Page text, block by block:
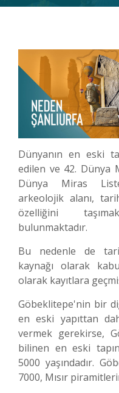
Dünyanın en eski
edilen ve 42. Dünya
Dünya Miras
arkeolojik alanı,
özelliğini
bulunmaktadır.
Bu nedenle de
kaynağı olarak
olarak kayıtlara
Göbeklitepe'nin bir
en eski yapıttan
vermek gerekirse,
bilinen en eski
5000 yaşındadır.
7000, Mısır